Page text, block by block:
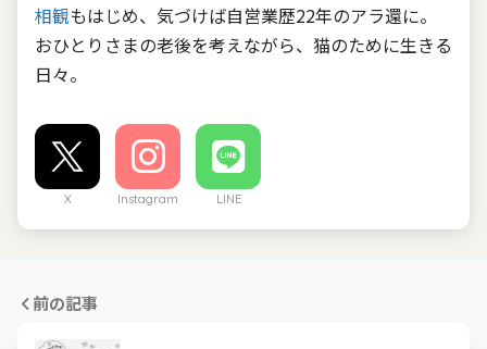
相観もはじめ、気づけば自営業歴22年のアラ還に。
おひとりさまの老後を考えながら、猫のために生きる
日々。
X Instagram LINE
前の記事